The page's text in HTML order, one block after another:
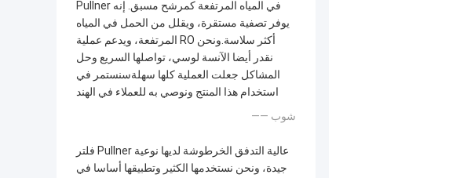
Pullner في المياه المرتفعة كمرشح مسبق. إنه
يوفر تصفية مستقرة، ويقلل من الحمل في المياه
المرتفعة، ويدعم عملية RO أكثر سلاسة.ونحن
نقدر أيضا الآنسة لوسي، تواصلها السريع وحل
المشاكل جعلت العملية كلها سهلةسنستمر في
استخدام هذا المنتج ونوصي به للعملاء في الهند
—— شوب
فلتر Pullner عالية التدفق الخرطوشة لديها نوعية
جيدة، ونحن نستخدمها الكثير وتطبيقها أساسا في